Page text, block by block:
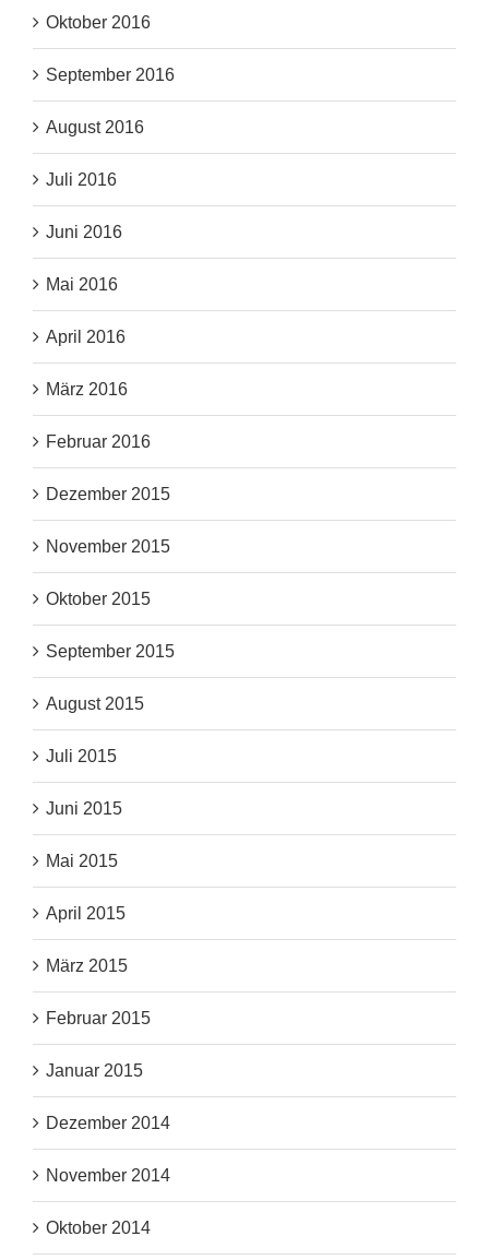
Oktober 2016
September 2016
August 2016
Juli 2016
Juni 2016
Mai 2016
April 2016
März 2016
Februar 2016
Dezember 2015
November 2015
Oktober 2015
September 2015
August 2015
Juli 2015
Juni 2015
Mai 2015
April 2015
März 2015
Februar 2015
Januar 2015
Dezember 2014
November 2014
Oktober 2014